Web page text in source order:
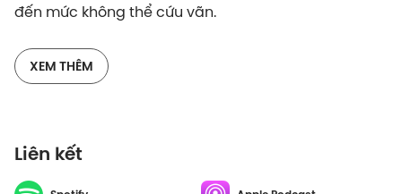
đến mức không thể cứu vãn.
Tại hội nghị COP26 năm nay (diễn ra từ 31/10 đến
12/11/2021), các nhà lãnh đạo từ hơn 200 quốc gia,
kém phát triển, cắt giảm lượng CO2 có phải một
điều quá xa vời? Hãy cùng lắng nghe tập podcast
XEM THÊM
Liên kết